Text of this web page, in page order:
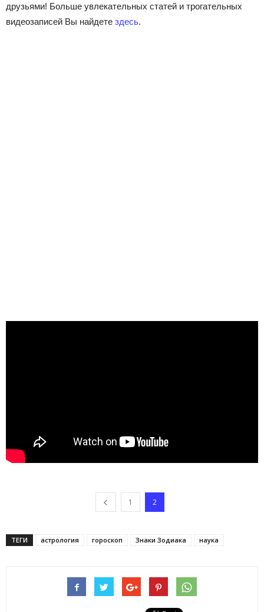
друзьями! Больше увлекательных статей и трогательных
видеозаписей Вы найдете здесь.
1 2
ТЕГИ астрология гороскоп Знаки Зодиака наука